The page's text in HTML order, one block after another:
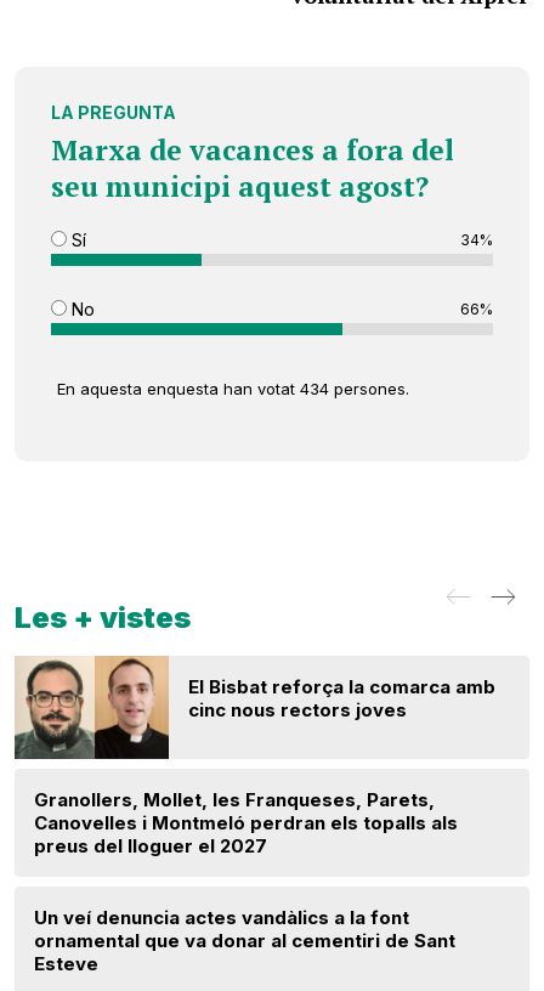
LA PREGUNTA
Marxa de vacances a fora del
seu municipi aquest agost?
Sí 34%
No 66%
En aquesta enquesta han votat 434 persones.
Les + vistes
El Bisbat reforça la comarca amb
cinc nous rectors joves
Granollers, Mollet, les Franqueses, Parets,
Canovelles i Montmeló perdran els topalls als
preus del lloguer el 2027
Un veí denuncia actes vandàlics a la font
ornamental que va donar al cementiri de Sant
Esteve